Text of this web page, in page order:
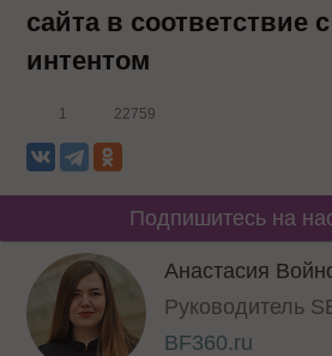
сайта в соответствие с
интентом
1 22759
Подпишитесь на
Анастасия
Руководитель
BF360.ru